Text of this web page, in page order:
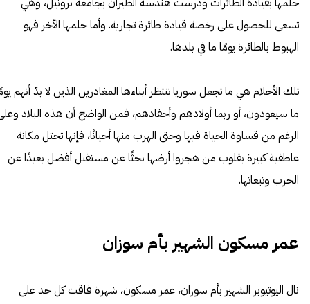
تسعى للحصول على رخصة قيادة طائرة تجارية. وأما حلمها الآخر فهو
الهبوط بالطائرة يومًا ما في بلدها.
تلك الأحلام هي ما تجعل سوريا تنتظر أبناءها المغادرين الذين لا بدّ أنهم
ما سيعودون، أو ربما أولادهم وأحفادهم، فمن الواضح أن هذه البلاد
الرغم من قساوة الحياة فيها وحتى الهرب منها أحيانًا، فإنها تحتل مكانة
عاطفية كبيرة بقلوب من هجروا أرضها بحثًا عن مستقبل أفضل بعيدًا عن
الحرب وتبعاتها.
عمر مسكون الشهير بأم سوزان
نال اليوتيوبر الشهير بأم سوزان، عمر مسكون، شهرة فاقت كل حد على